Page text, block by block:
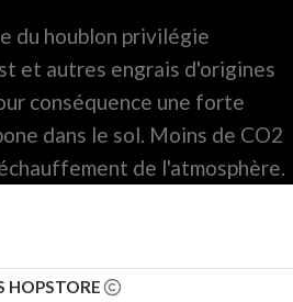
du houblon privilégie
et autres engrais d'origines
conséquence une forte
dans le sol. Moins de CO2
de l'atmosphère.
HOPSTORE